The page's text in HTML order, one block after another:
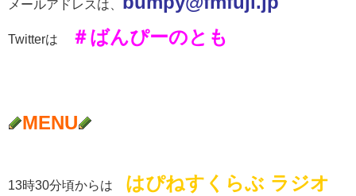
メールアドレスは、
Twitterは ＃ばんぴーのとも
MENU
13時30分頃からは はぴねすくらぶ ラジオ